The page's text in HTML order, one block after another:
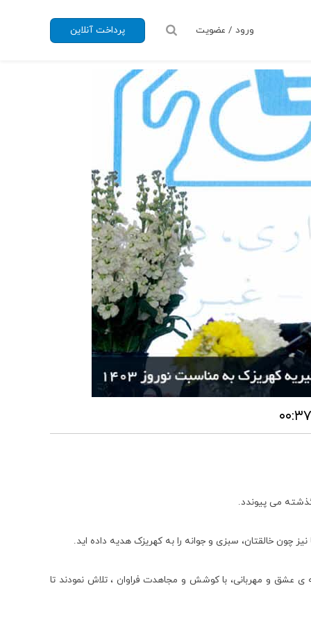
پرداخت آنلاین ورود / عضویت
می پیوندد.
خالقتان، سبزی و جوانه را به کهریزک هدیه داده اید.
این خانه ی عشق و مهربانی، با کوشش و مجاهدت فراوان ، تلاش نمودند تا